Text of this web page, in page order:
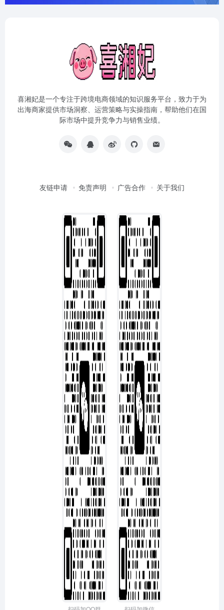
喜湘妃是一个专注于跨境电商领域的知识服务平台，致力于为
出海商家提供市场洞察、运营策略与实操指南，帮助他们在国
际市场中提升竞争力与销售业绩。
友链申请 免责声明 广告合作 关于我们